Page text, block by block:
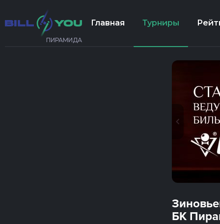
ПИРАМИДА
Главная Турниры
БК